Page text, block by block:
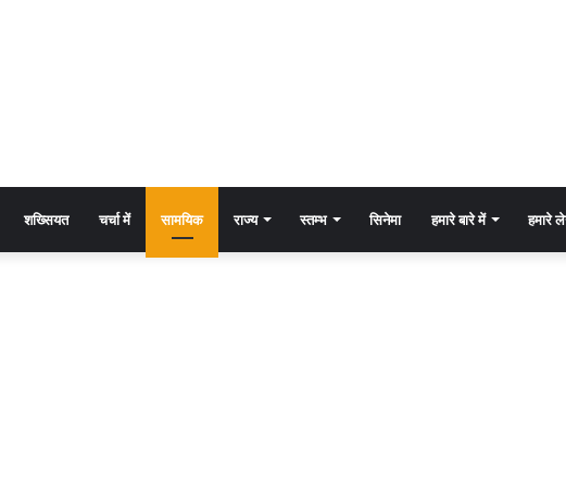
शख्सियत चर्चा में सामयिक राज्य स्तम्भ सिनेमा हमारे बारे में हमारे